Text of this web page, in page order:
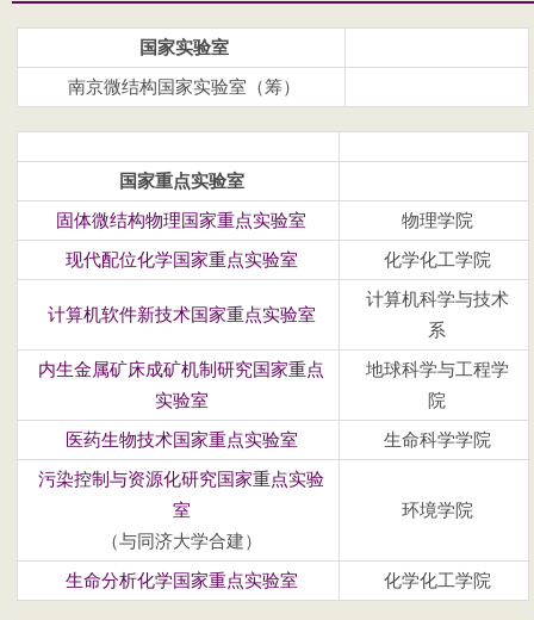
国家实验室
南京微结构国家实验室（筹）
国家重点实验室
固体微结构物理国家重点实验室 物理学院
现代配位化学国家重点实验室 化学化工学院
计算机软件新技术国家重点实验室
计算机科学与技术
系
内生金属矿床成矿机制研究国家重点
实验室
地球科学与工程学
院
医药生物技术国家重点实验室 生命科学学院
污染控制与资源化研究国家重点实验
室
（与同济大学合建）
环境学院
生命分析化学国家重点实验室 化学化工学院